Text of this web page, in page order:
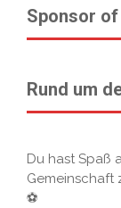
Sponsor of
Rund um
Du hast Spaß
Gemeinschaft
⚽